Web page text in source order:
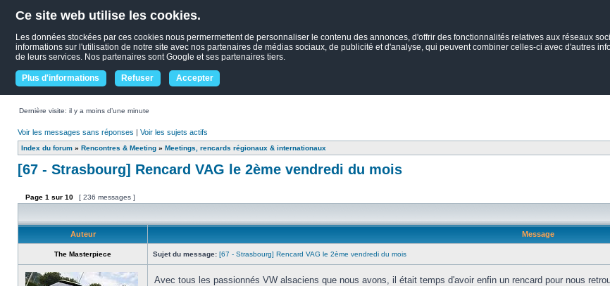
Ce site web utilise les cookies.
Les données stockées par ces cookies nous permermettent de personnaliser le contenu des annonces, d'offrir des fonctionnalités relatives aux réseaux
informations sur l'utilisation de notre site avec nos partenaires de médias sociaux, de publicité et d'analyse, qui peuvent combiner celles-ci avec d'autres
de leurs services. Nos partenaires sont Google et ses partenaires tiers.
Plus d'informations Refuser Accepter
Dernière visite: il y a moins d’une minute
Voir les messages sans réponses | Voir les sujets actifs
Index du forum » Rencontres & Meeting » Meetings, rencards régionaux & internationaux
[67 - Strasbourg] Rencard VAG le 2ème vendredi du mois
Page 1 sur 10 [ 236 messages ]
Auteur Message
The Masterpiece Sujet du message: [67 - Strasbourg] Rencard VAG le 2ème vendredi du mois
Avec tous les passionnés VW alsaciens que nous avons, il était temps d'avoir enfin un rencard pour nous